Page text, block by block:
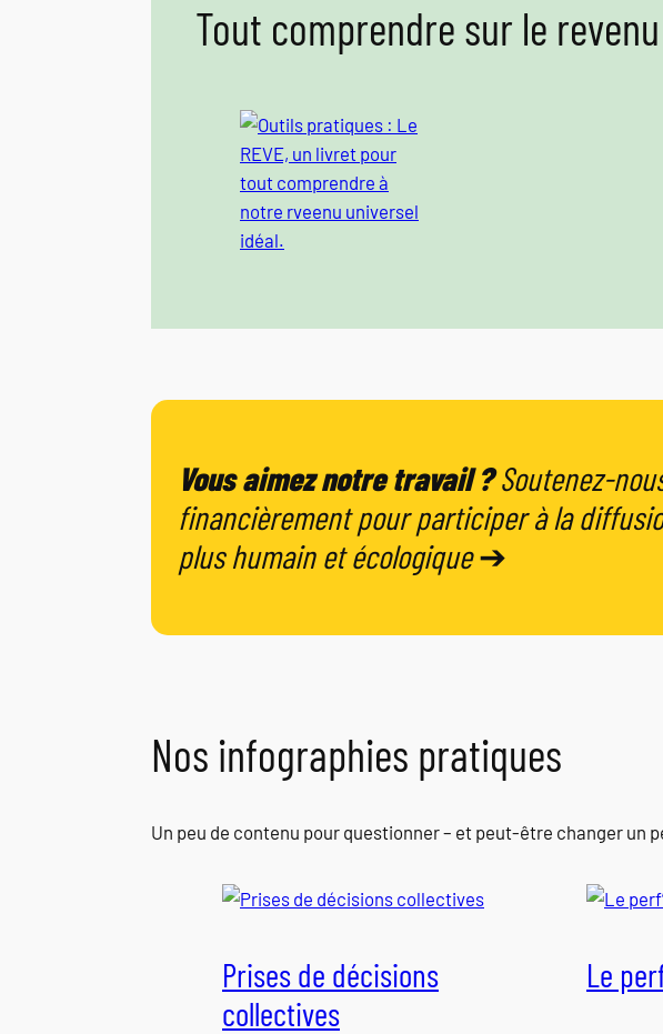
Tout comprendre sur le
Vous aimez notre travail ? Soutenez-
financièrement pour participer à la
plus humain et écologique➔
Nos infographies pratiques
Un peu de contenu pour questionner – et peut-être changer un
Prises de décisions
collectives
Le